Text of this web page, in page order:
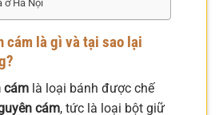
ở Hà Nội
cám là gì và tại sao lại
cám là loại bánh được chế
cám, tức là loại bột giữ